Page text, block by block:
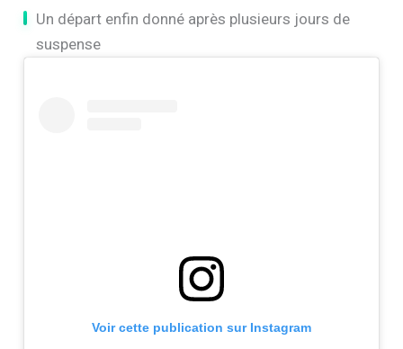
Un départ enfin donné après plusieurs jours de
suspense
Voir cette publication sur Instagram